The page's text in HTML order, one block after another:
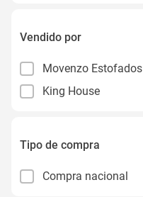
Vendido por
Movenzo Estofados
King House
Tipo de compra
Compra nacional